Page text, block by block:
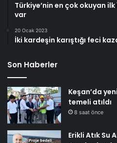
Türkiye’nin en çok okuyan
var
20 Ocak 2023
İki kardeşin karıştığı feci
Son Haberler
Keşan’da
temeli atıldı
8 saat önce
Erikli Atık Su